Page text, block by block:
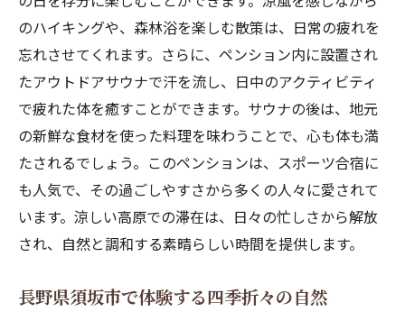
サウナ後のリラックススペースのおすすめ
標高1500m！ペンションで涼しい夏のスポーツ
合宿
スポーツ合宿に適したペンションの魅力
高地トレーニングのメリットと効果
スポーツチームに人気の施設とサービス
合宿中の栄養管理と食事プラン
ペンション周辺で楽しめるアクティビティ
登山とバイク旅の拠点に最適！峰の原高原のペ
のハイキングや、森林浴を楽しむ散策は、日常の疲れを
忘れさせてくれます。さらに、ペンション内に設置され
たアウトドアサウナで汗を流し、日中のアクティビティ
で疲れた体を癒すことができます。サウナの後は、地元
の新鮮な食材を使った料理を味わうことで、心も体も満
たされるでしょう。このペンションは、スポーツ合宿に
も人気で、その過ごしやすさから多くの人々に愛されて
います。涼しい高原での滞在は、日々の忙しさから解放
され、自然と調和する素晴らしい時間を提供します。
長野県須坂市で体験する四季折々の自然